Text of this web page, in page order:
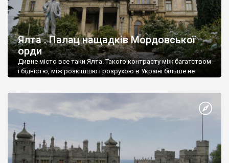
Ялта . Палац нащадків Мордовської
орди
Дивне місто все таки Ялта. Такого контрасту між багатством
і бідністю, між розкішшю і розрухою в Україні більше не